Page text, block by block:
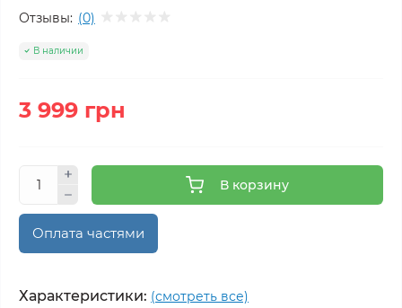
Отзывы: (0)
В наличии
3 999 грн
В корзину
Оплата частями
Характеристики: (смотреть все)